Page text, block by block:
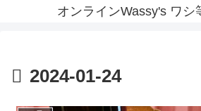
オンラインWassy's ワシ
2024-01-24